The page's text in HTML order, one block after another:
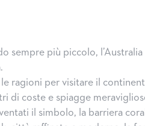
sempre più piccolo,
le ragioni per visitare il
di coste e spiagge
il simbolo, la barriera